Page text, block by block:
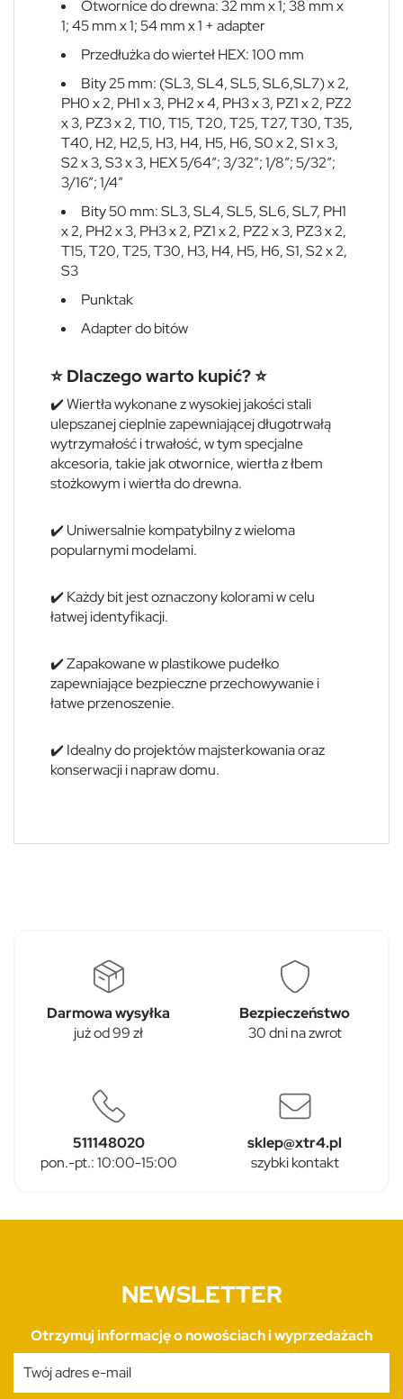
Otwornice do drewna: 32 mm x 1; 38 mm x
1; 45 mm x 1; 54 mm x 1 + adapter
Przedłużka do wierteł HEX: 100 mm
Bity 25 mm: (SL3, SL4, SL5, SL6,SL7) x 2,
PH0 x 2, PH1 x 3, PH2 x 4, PH3 x 3, PZ1 x 2, PZ2
x 3, PZ3 x 2, T10, T15, T20, T25, T27, T30, T35,
T40, H2, H2,5, H3, H4, H5, H6, S0 x 2, S1 x 3,
S2 x 3, S3 x 3, HEX 5/64”; 3/32”; 1/8”; 5/32”;
3/16”; 1/4”
Bity 50 mm: SL3, SL4, SL5, SL6, SL7, PH1
x 2, PH2 x 3, PH3 x 2, PZ1 x 2, PZ2 x 3, PZ3 x 2,
T15, T20, T25, T30, H3, H4, H5, H6, S1, S2 x 2,
S3
Punktak
Adapter do bitów
⭐️ Dlaczego warto kupić? ⭐️
✔️ Wiertła wykonane z wysokiej jakości stali
ulepszanej cieplnie zapewniającej długotrwałą
wytrzymałość i trwałość, w tym specjalne
akcesoria, takie jak otwornice, wiertła z łbem
stożkowym i wiertła do drewna.
✔️ Uniwersalnie kompatybilny z wieloma
popularnymi modelami.
✔️ Każdy bit jest oznaczony kolorami w celu
łatwej identyfikacji.
✔️ Zapakowane w plastikowe pudełko
zapewniające bezpieczne przechowywanie i
łatwe przenoszenie.
✔️ Idealny do projektów majsterkowania oraz
konserwacji i napraw domu.
Darmowa wysyłka
już od 99 zł
Bezpieczeństwo
30 dni na zwrot
511148020
pon.-pt.: 10:00-15:00
sklep@xtr4.pl
szybki kontakt
NEWSLETTER
Otrzymuj informację o nowościach i wyprzedażach